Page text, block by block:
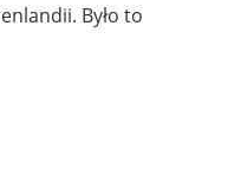
Było to